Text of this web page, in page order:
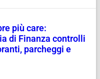
più care:
di Finanza controlli
parcheggi e